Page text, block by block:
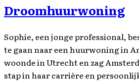
Droomhuurwoning
Sophie, een jonge professional,
te gaan naar een huurwoning in
woonde in Utrecht en zag
stap in haar carrière en